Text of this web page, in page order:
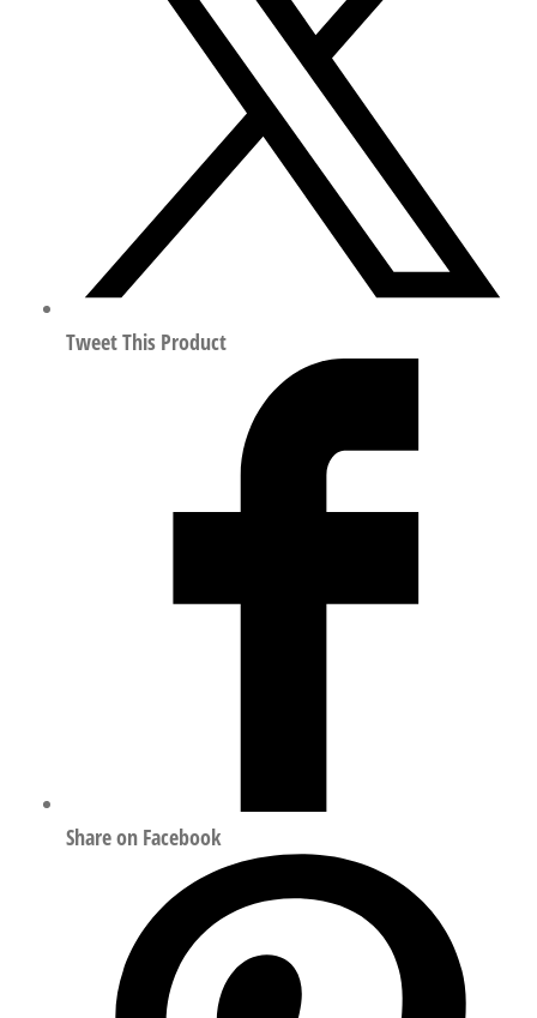
ISO
8573-
Tweet This Product
Share on Facebook